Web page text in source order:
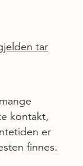
tar
kontakt,
er
finnes.